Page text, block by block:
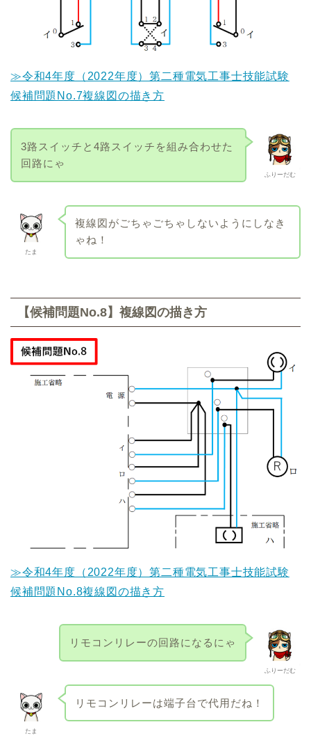
≫令和4年度（2022年度）第二種電気工事士技能試験
候補問題No.7複線図の描き方
ふりーだむ
3路スイッチと4路スイッチを組み合わせた
回路にゃ
たま
複線図がごちゃごちゃしないようにしなき
ゃね！
【候補問題No.8】複線図の描き方
≫令和4年度（2022年度）第二種電気工事士技能試験
候補問題No.8複線図の描き方
ふりーだむ
リモコンリレーの回路になるにゃ
たま
リモコンリレーは端子台で代用だね！